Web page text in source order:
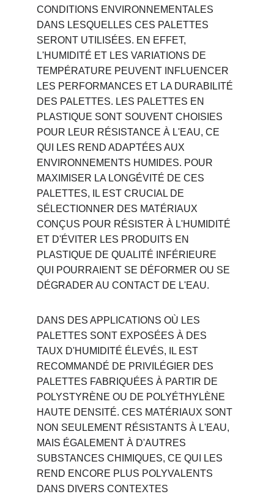
CONDITIONS ENVIRONNEMENTALES
DANS LESQUELLES CES PALETTES
SERONT UTILISÉES. EN EFFET,
L'HUMIDITÉ ET LES VARIATIONS DE
TEMPÉRATURE PEUVENT INFLUENCER
LES PERFORMANCES ET LA DURABILITÉ
DES PALETTES. LES PALETTES EN
PLASTIQUE SONT SOUVENT CHOISIES
POUR LEUR RÉSISTANCE À L'EAU, CE
QUI LES REND ADAPTÉES AUX
ENVIRONNEMENTS HUMIDES. POUR
MAXIMISER LA LONGÉVITÉ DE CES
PALETTES, IL EST CRUCIAL DE
SÉLECTIONNER DES MATÉRIAUX
CONÇUS POUR RÉSISTER À L'HUMIDITÉ
ET D'ÉVITER LES PRODUITS EN
PLASTIQUE DE QUALITÉ INFÉRIEURE
QUI POURRAIENT SE DÉFORMER OU SE
DÉGRADER AU CONTACT DE L'EAU.
DANS DES APPLICATIONS OÙ LES
PALETTES SONT EXPOSÉES À DES
TAUX D'HUMIDITÉ ÉLEVÉS, IL EST
RECOMMANDÉ DE PRIVILÉGIER DES
PALETTES FABRIQUÉES À PARTIR DE
POLYSTYRÈNE OU DE POLYÉTHYLÈNE
HAUTE DENSITÉ. CES MATÉRIAUX SONT
NON SEULEMENT RÉSISTANTS À L'EAU,
MAIS ÉGALEMENT À D'AUTRES
SUBSTANCES CHIMIQUES, CE QUI LES
REND ENCORE PLUS POLYVALENTS
DANS DIVERS CONTEXTES